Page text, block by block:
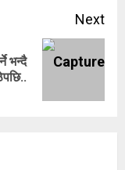
Next
भन्दै